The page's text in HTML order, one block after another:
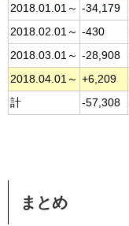
2018.01.01～ -34,179
2018.02.01～ -430
2018.03.01～ -28,908
2018.04.01～ +6,209
計
-57,308
まとめ